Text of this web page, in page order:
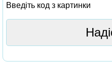
Введіть код з картинки